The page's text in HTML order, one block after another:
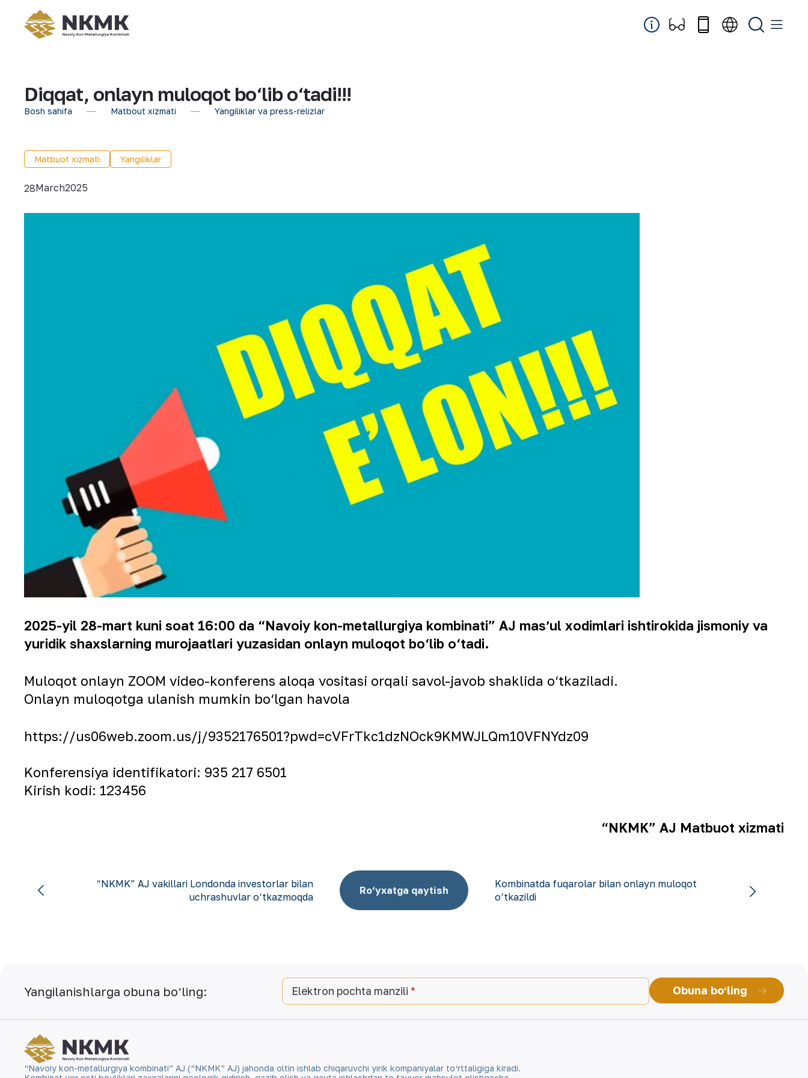
Diqqat, onlayn muloqot bo‘lib o‘tadi!!!
Bosh sahifa Matbout xizmati Yangiliklar va press-relizlar
Matbuot xizmati Yangiliklar
28March2025
2025-yil 28-mart kuni soat 16:00 da “Navoiy kon-metallurgiya kombinati” AJ masʼul xodimlari ishtirokida jismoniy va
yuridik shaxslarning murojaatlari yuzasidan onlayn muloqot bo‘lib o‘tadi.
Muloqot onlayn ZOOM video-konferens aloqa vositasi orqali savol-javob shaklida o‘tkaziladi.
Onlayn muloqotga ulanish mumkin bo‘lgan havola
https://us06web.zoom.us/j/9352176501?pwd=cVFrTkc1dzNOck9KMWJLQm10VFNYdz09
Konferensiya identifikatori: 935 217 6501
Kirish kodi: 123456
“NKMK” AJ Matbuot xizmati
“NKMK” AJ vakillari Londonda investorlar bilan
uchrashuvlar o‘tkazmoqda
Ro‘yxatga qaytish
Kombinatda fuqarolar bilan onlayn muloqot
o‘tkazildi
Yangilanishlarga obuna bo‘ling: Elektron pochta manzili Obuna boʻling
“Navoiy kon-metallurgiya kombinati” AJ (“NKMK” AJ) jahonda oltin ishlab chiqaruvchi yirik kompaniyalar to‘rttaligiga kiradi.